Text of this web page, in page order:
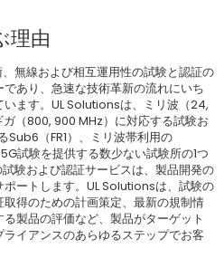
理由
無線および相互運用性の試験と認証の
あり、急速な技術革新の流れにいち
ます。UL Solutionsは、ミリ波（24,
（800, 900 MHz）に対応する試験お
Sub6（FR1）、ミリ波帯利用の
試験を提供する数少ない試験所の1つ
験および認証サービスは、製品開発の
ートします。UL Solutionsは、試験の
得のための計画策定、最新の規制情
製品の評価など、製品がターゲット
イアンスのあらゆるステップでお客